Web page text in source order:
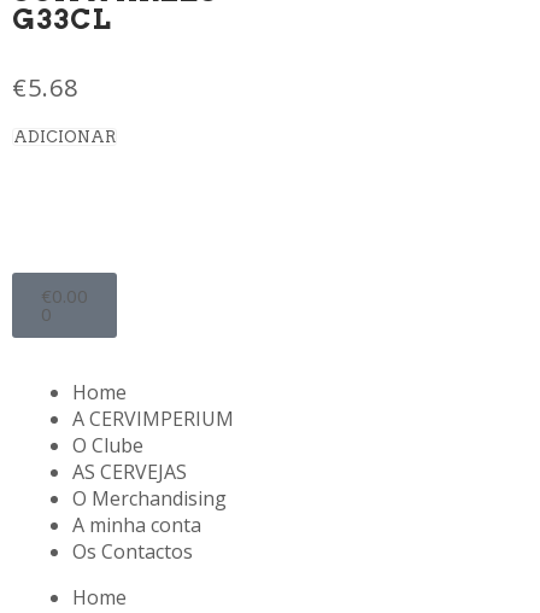
G33CL
€5.68
ADICIONAR
€0.00
0
Home
A CERVIMPERIUM
O Clube
AS CERVEJAS
O Merchandising
A minha conta
Os Contactos
Home